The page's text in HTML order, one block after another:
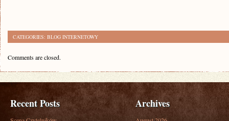
CATEGORIES: BLOG INTERNETOWY
Comments are closed.
Recent Posts Archives